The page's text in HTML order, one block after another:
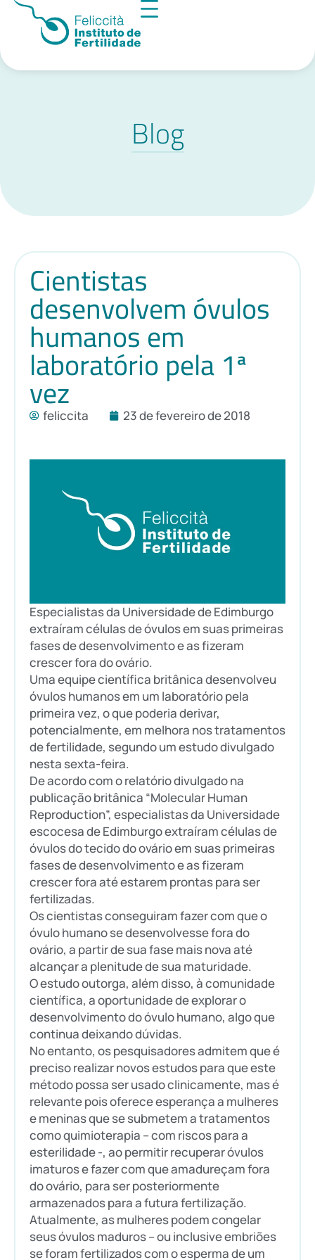
Blog
Cientistas
desenvolvem óvulos
humanos em
laboratório pela 1ª
vez
feliccita 23 de fevereiro de 2018
Especialistas da Universidade de Edimburgo
extraíram células de óvulos em suas primeiras
fases de desenvolvimento e as fizeram
crescer fora do ovário.
Uma equipe científica britânica desenvolveu
óvulos humanos em um laboratório pela
primeira vez, o que poderia derivar,
potencialmente, em melhora nos tratamentos
de fertilidade, segundo um estudo divulgado
nesta sexta-feira.
De acordo com o relatório divulgado na
publicação britânica “Molecular Human
Reproduction”, especialistas da Universidade
escocesa de Edimburgo extraíram células de
óvulos do tecido do ovário em suas primeiras
fases de desenvolvimento e as fizeram
crescer fora até estarem prontas para ser
fertilizadas.
Os cientistas conseguiram fazer com que o
óvulo humano se desenvolvesse fora do
ovário, a partir de sua fase mais nova até
alcançar a plenitude de sua maturidade.
O estudo outorga, além disso, à comunidade
científica, a oportunidade de explorar o
desenvolvimento do óvulo humano, algo que
continua deixando dúvidas.
No entanto, os pesquisadores admitem que é
preciso realizar novos estudos para que este
método possa ser usado clinicamente, mas é
relevante pois oferece esperança a mulheres
e meninas que se submetem a tratamentos
como quimioterapia – com riscos para a
esterilidade -, ao permitir recuperar óvulos
imaturos e fazer com que amadureçam fora
do ovário, para ser posteriormente
armazenados para a futura fertilização.
Atualmente, as mulheres podem congelar
seus óvulos maduros – ou inclusive embriões
se foram fertilizados com o esperma de um